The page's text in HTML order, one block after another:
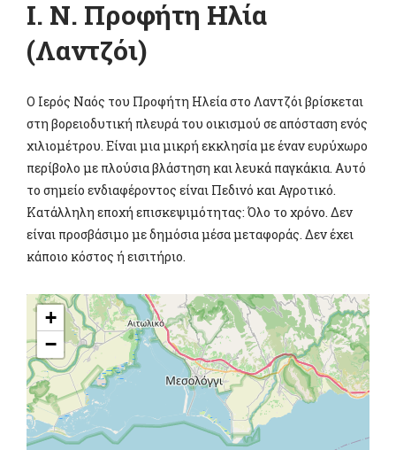
Ι. Ν. Προφήτη Ηλία
(Λαντζόι)
Ο Ιερός Ναός του Προφήτη Ηλεία στο Λαντζόι βρίσκεται
στη βορειοδυτική πλευρά του οικισμού σε απόσταση ενός
χιλιομέτρου. Είναι μια μικρή εκκλησία με έναν ευρύχωρο
περίβολο με πλούσια βλάστηση και λευκά παγκάκια. Αυτό
το σημείο ενδιαφέροντος είναι Πεδινό και Αγροτικό.
Κατάλληλη εποχή επισκεψιμότητας: Όλο το χρόνο. Δεν
είναι προσβάσιμο με δημόσια μέσα μεταφοράς. Δεν έχει
κάποιο κόστος ή εισιτήριο.
+
−